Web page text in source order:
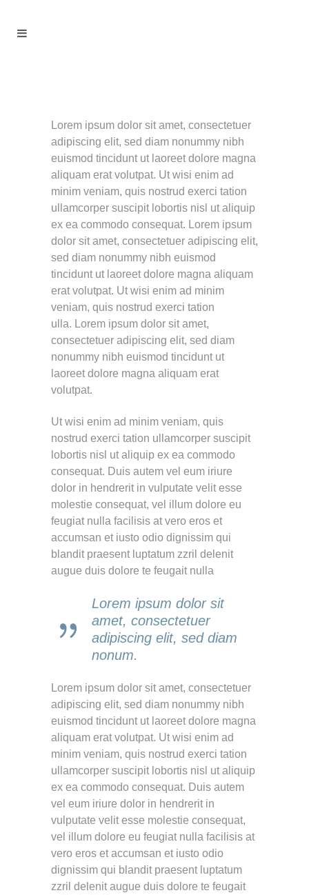
Lorem ipsum dolor sit amet, consectetuer
adipiscing elit, sed diam nonummy nibh
euismod tincidunt ut laoreet dolore magna
aliquam erat volutpat. Ut wisi enim ad
minim veniam, quis nostrud exerci tation
ullamcorper suscipit lobortis nisl ut aliquip
ex ea commodo consequat. Lorem ipsum
dolor sit amet, consectetuer adipiscing elit,
sed diam nonummy nibh euismod
tincidunt ut laoreet dolore magna aliquam
erat volutpat. Ut wisi enim ad minim
veniam, quis nostrud exerci tation
ulla. Lorem ipsum dolor sit amet,
consectetuer adipiscing elit, sed diam
nonummy nibh euismod tincidunt ut
laoreet dolore magna aliquam erat
volutpat.
Ut wisi enim ad minim veniam, quis
nostrud exerci tation ullamcorper suscipit
lobortis nisl ut aliquip ex ea commodo
consequat. Duis autem vel eum iriure
dolor in hendrerit in vulputate velit esse
molestie consequat, vel illum dolore eu
feugiat nulla facilisis at vero eros et
accumsan et iusto odio dignissim qui
blandit praesent luptatum zzril delenit
augue duis dolore te feugait nulla
Lorem ipsum dolor sit
amet, consectetuer
adipiscing elit, sed diam
nonum.
Lorem ipsum dolor sit amet, consectetuer
adipiscing elit, sed diam nonummy nibh
euismod tincidunt ut laoreet dolore magna
aliquam erat volutpat. Ut wisi enim ad
minim veniam, quis nostrud exerci tation
ullamcorper suscipit lobortis nisl ut aliquip
ex ea commodo consequat. Duis autem
vel eum iriure dolor in hendrerit in
vulputate velit esse molestie consequat,
vel illum dolore eu feugiat nulla facilisis at
vero eros et accumsan et iusto odio
dignissim qui blandit praesent luptatum
zzril delenit augue duis dolore te feugait